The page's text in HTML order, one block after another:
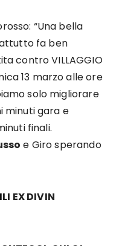
“Una bella
fa ben
contro VILLAGGIO
13 marzo alle ore
solo migliorare
minuti gara e
finali.
e Giro sperando
EX DIVIN